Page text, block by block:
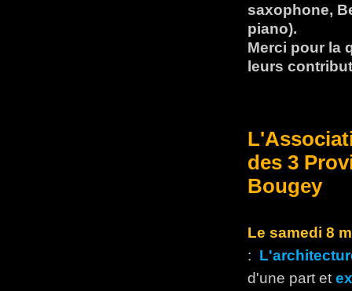
saxophone,
piano).
Merci pour la
leurs
des 3
Bougey
Le samedi 8
:
d'une part et